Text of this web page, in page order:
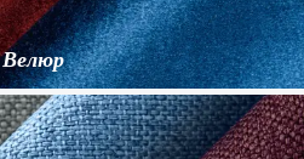
Велюр